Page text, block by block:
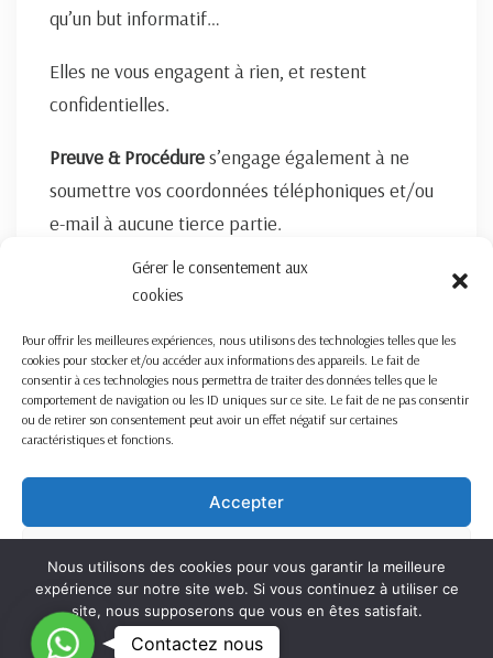
Gérer le consentement aux
cookies
Pour offrir les meilleures expériences, nous utilisons des technologies telles que les
cookies pour stocker et/ou accéder aux informations des appareils. Le fait de
consentir à ces technologies nous permettra de traiter des données telles que le
comportement de navigation ou les ID uniques sur ce site. Le fait de ne pas consentir
ou de retirer son consentement peut avoir un effet négatif sur certaines
caractéristiques et fonctions.
Accepter
Voir les préférences
qu’un but informatif…
Elles ne vous engagent à rien, et restent
confidentielles.
Preuve & Procédures’engage également à ne
soumettre vos coordonnées téléphoniques et/ou
e-mail à aucune tierce partie.
FORMULAIRE DE CONTACT ICI
Nous travaillons sur la France entière
Mentions légales
Nous utilisons des cookies pour vous garantir la meilleure
expérience sur notre site web. Si vous continuez à utiliser ce
site, nous supposerons que vous en êtes satisfait.
OK
C Contactez nous